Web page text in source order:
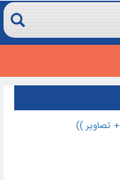
تصاویر ))